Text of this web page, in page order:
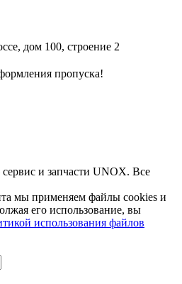
дом 100, строение 2
пропуска!
и запчасти UNOX. Все
мы применяем файлы cookies и
его использование, вы
использования файлов